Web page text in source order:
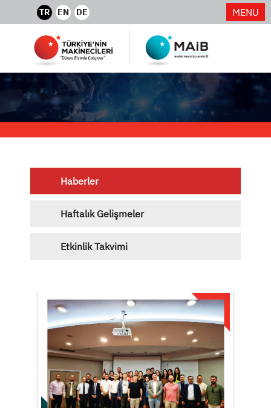
TR EN DE MENU
Haberler
Haftalık Gelişmeler
Etkinlik Takvimi